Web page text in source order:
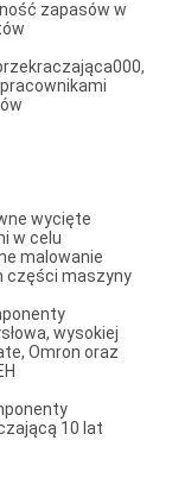
zapasów w
wycięte
w celu
malowanie
części maszyny
wysokiej
Omron oraz
10 lat